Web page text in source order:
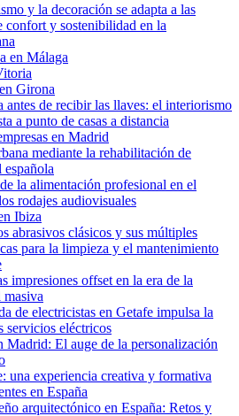
y la decoración se adapta a las
confort y sostenibilidad en la
en Málaga
Girona
antes de recibir las llaves: el interiorismo
a punto de casas a distancia
en Madrid
mediante la rehabilitación de
la alimentación profesional en el
rodajes audiovisuales
Ibiza
abrasivos clásicos y sus múltiples
para la limpieza y el mantenimiento
impresiones offset en la era de la
de electricistas en Getafe impulsa la
servicios eléctricos
Madrid: El auge de la personalización
una experiencia creativa y formativa
en España
arquitectónico en España: Retos y